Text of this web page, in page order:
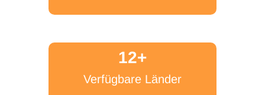
12+
Verfügbare Länder